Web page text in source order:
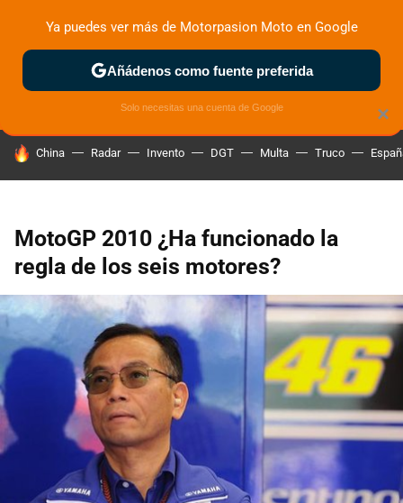
ZONA DE PRUEBAS DEPORTIVAS MOTOS ELÉCTRICAS
HOY SE HABLA DE
China Radar Invento DGT Multa Truco
MotoGP 2010 ¿Ha funcionado la
regla de los seis motores?
×
Ya puedes ver más de Motorpasion Moto en Google
Añádenos como fuente preferida
Solo necesitas una cuenta de Google